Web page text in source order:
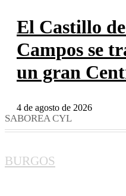
El Castillo
Campos se
un gran
4 de agosto de 2026
SABOREA CYL
BURGOS